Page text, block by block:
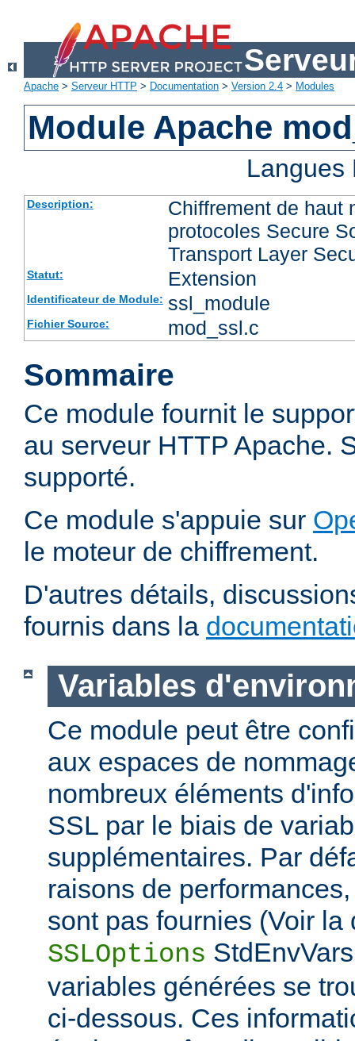
Apache > Serveur HTTP > Documentation > Version 2.4 > Modules
Module Apache
Description:
Chiffrement de haut
protocoles Secure
Transport Layer
Statut: Extension
Identificateur de Module: ssl_module
Fichier Source: mod_ssl.c
Sommaire
Ce module fournit le
au serveur HTTP Apache.
supporté.
Ce module s'appuie sur
le moteur de chiffrement.
D'autres détails,
fournis dans la
Variables
Ce module peut être
aux espaces de
nombreux éléments
SSL par le biais de
supplémentaires. Par
raisons de
sont pas fournies (Voir la
SSLOptions
variables générées se
ci-dessous. Ces